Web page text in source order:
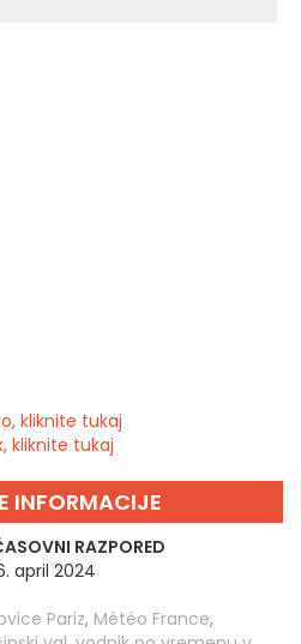
kliknite tukaj
kliknite tukaj
INFORMACIJE
RAZPORED
april 2024
Pariz, Météo France,